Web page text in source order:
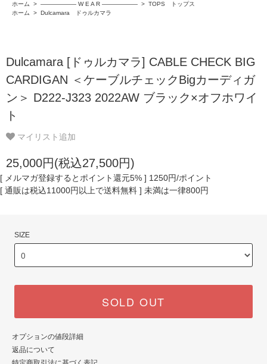
ホーム
> ―――――― W E A R ―――――― > TOPS トップス
ホーム
> Dulcamara ドゥルカマラ
Dulcamara [ドゥルカマラ] CABLE CHECK BIG
CARDIGAN ＜ケーブルチェックBigカーディガ
ン＞ D222-J323 2022AW ブラック×オフホワイ
ト
マイリスト追加
25,000円(税込27,500円)
[ メルマガ登録するとポイント還元5% ] 1250円/ポイント
[ 通販は税込11000円以上で送料無料 ] 未満は一律800円
SIZE
SOLD OUT
オプションの値段詳細
返品について